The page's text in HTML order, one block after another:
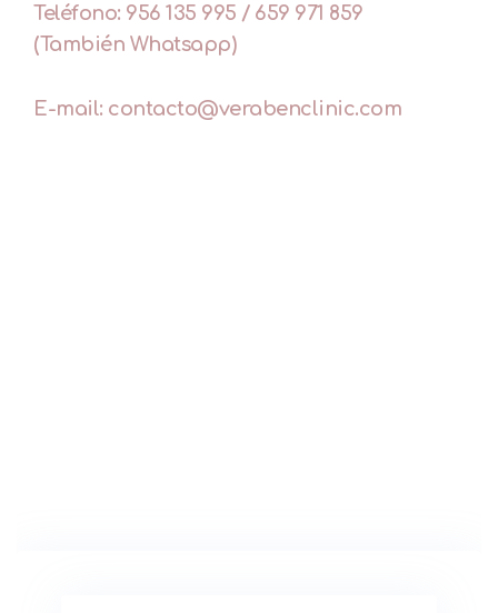
Teléfono: 956 135 995 / 659 971 859
(También Whatsapp)
E-mail: contacto@verabenclinic.com